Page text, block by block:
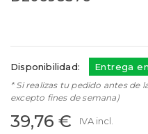
Disponibilidad: Entrega
* Si realizas tu pedido antes de
excepto fines de semana)
39,76 € IVA incl.